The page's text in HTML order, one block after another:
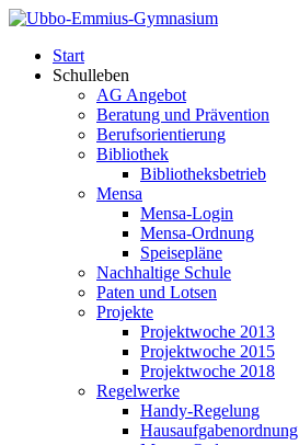
Start
Schulleben
AG Angebot
Beratung und Prävention
Berufsorientierung
Bibliothek
Bibliotheksbetrieb
Mensa
Mensa-Login
Mensa-Ordnung
Speisepläne
Nachhaltige Schule
Paten und Lotsen
Projekte
Projektwoche 2013
Projektwoche 2015
Projektwoche 2018
Regelwerke
Handy-Regelung
Hausaufgabenordnung